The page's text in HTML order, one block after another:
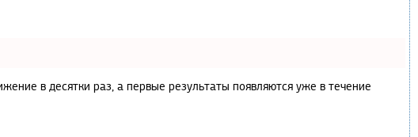
в десятки раз, а первые результаты появляются уже в течение